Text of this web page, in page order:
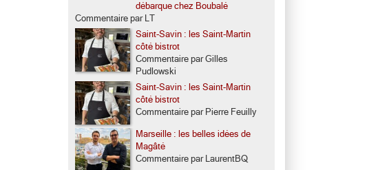
débarque chez Boubalé
Commentaire par LT
Saint-Savin : les Saint-Martin
côté bistrot
Commentaire par Gilles
Pudlowski
Saint-Savin : les Saint-Martin
côté bistrot
Commentaire par Pierre Feuilly
Marseille : les belles idées de
Magâté
Commentaire par LaurentBQ